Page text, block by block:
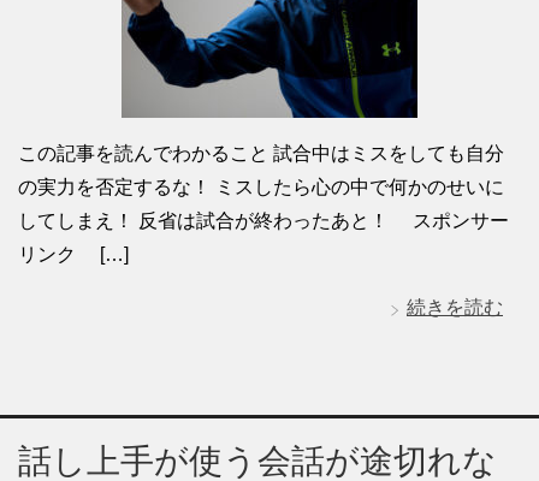
この記事を読んでわかること 試合中はミスをしても自分
の実力を否定するな！ ミスしたら心の中で何かのせいに
してしまえ！ 反省は試合が終わったあと！ スポンサー
リンク […]
続きを読む
話し上手が使う会話が途切れな